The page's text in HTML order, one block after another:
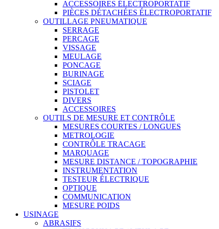
ACCESSOIRES ÉLECTROPORTATIF
PIÈCES DÉTACHÉES ÉLECTROPORTATIF
OUTILLAGE PNEUMATIQUE
SERRAGE
PERCAGE
VISSAGE
MEULAGE
PONCAGE
BURINAGE
SCIAGE
PISTOLET
DIVERS
ACCESSOIRES
OUTILS DE MESURE ET CONTRÔLE
MESURES COURTES / LONGUES
METROLOGIE
CONTRÔLE TRACAGE
MARQUAGE
MESURE DISTANCE / TOPOGRAPHIE
INSTRUMENTATION
TESTEUR ÉLECTRIQUE
OPTIQUE
COMMUNICATION
MESURE POIDS
USINAGE
ABRASIFS